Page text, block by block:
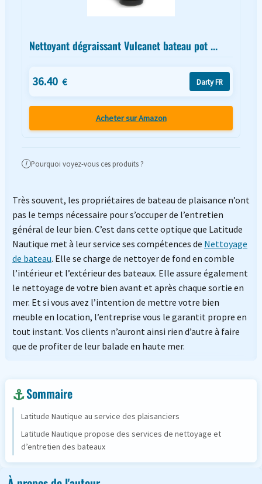
Nettoyant dégraissant Vulcanet bateau pot ...
36.40 € Darty FR
Acheter sur Amazon
i Pourquoi voyez-vous ces produits ?
Très souvent, les propriétaires de bateau de plaisance n’ont
pas le temps nécessaire pour s’occuper de l’entretien
général de leur bien. C’est dans cette optique que Latitude
Nautique met à leur service ses compétences de Nettoyage
de bateau. Elle se charge de nettoyer de fond en comble
l’intérieur et l’extérieur des bateaux. Elle assure également
le nettoyage de votre bien avant et après chaque sortie en
mer. Et si vous avez l’intention de mettre votre bien
meuble en location, l’entreprise vous le garantit propre en
tout instant. Vos clients n’auront ainsi rien d’autre à faire
que de profiter de leur balade en haute mer.
Sommaire
Latitude Nautique au service des plaisanciers
Latitude Nautique propose des services de nettoyage et
d’entretien des bateaux